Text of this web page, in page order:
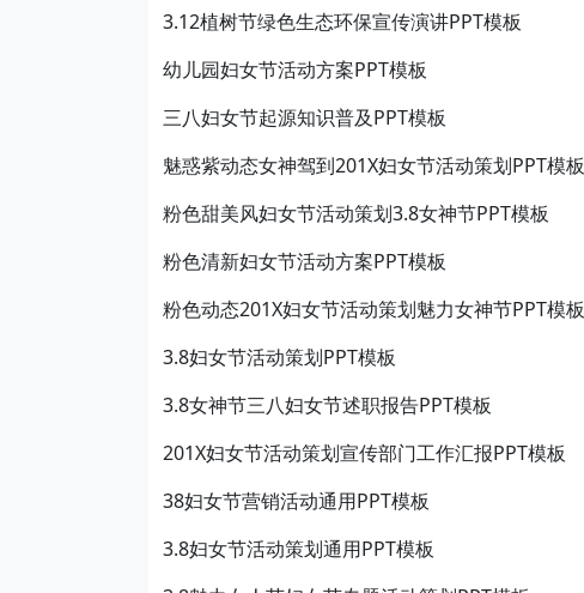
3.12植树节绿色生态环保宣传演讲PPT模板
幼儿园妇女节活动方案PPT模板
三八妇女节起源知识普及PPT模板
魅惑紫动态女神驾到201X妇女节活动策划PPT模板
粉色甜美风妇女节活动策划3.8女神节PPT模板
粉色清新妇女节活动方案PPT模板
粉色动态201X妇女节活动策划魅力女神节PPT模板
3.8妇女节活动策划PPT模板
3.8女神节三八妇女节述职报告PPT模板
201X妇女节活动策划宣传部门工作汇报PPT模板
38妇女节营销活动通用PPT模板
3.8妇女节活动策划通用PPT模板